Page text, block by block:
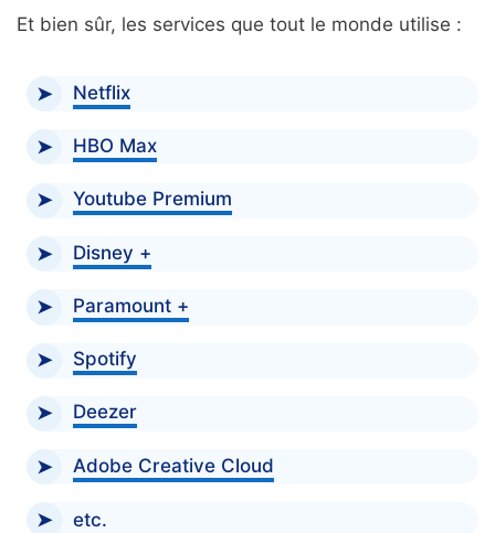
Et bien sûr, les services que tout le monde utilise :
Netflix
HBO Max
Youtube Premium
Disney +
Paramount +
Spotify
Deezer
Adobe Creative Cloud
etc.